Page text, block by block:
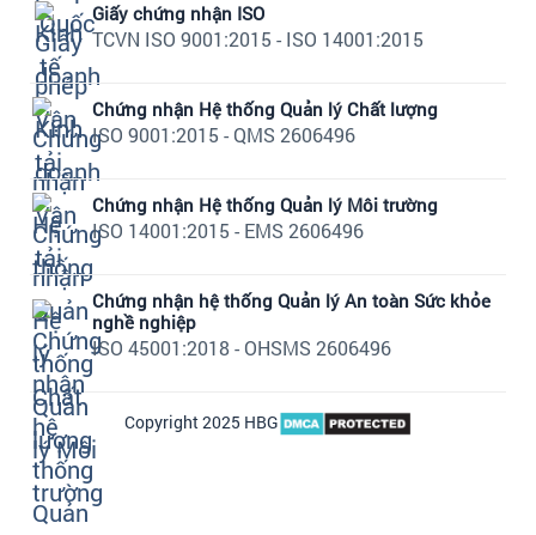
Giấy chứng nhận ISO
TCVN ISO 9001:2015 - ISO 14001:2015
Chứng nhận Hệ thống Quản lý Chất lượng
ISO 9001:2015 - QMS 2606496
Chứng nhận Hệ thống Quản lý Môi trường
ISO 14001:2015 - EMS 2606496
Chứng nhận hệ thống Quản lý An toàn Sức khỏe
nghề nghiệp
ISO 45001:2018 - OHSMS 2606496
Copyright 2025 HBG